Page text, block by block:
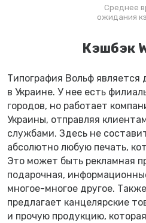
Среднее
ожидания
Кэшбэк
Типография Вольф является
в Украине. У нее есть
городов, но работает
Украины, отправляя
службами. Здесь не
абсолютно любую печать,
Это может быть рекламная
подарочная,
многое-многое другое.
предлагает канцелярские
и прочую продукцию,